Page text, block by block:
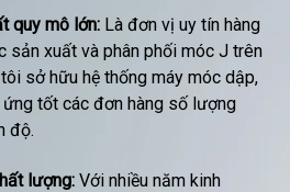
quy mô lớn: Là đơn vị uy tín hàng
sản xuất và phân phối móc J trên
sở hữu hệ thống máy móc dập,
tốt các đơn hàng số lượng
độ.
lượng: Với nhiều năm kinh